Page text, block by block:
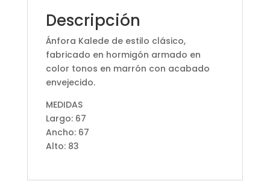
Descripción
Ánfora Kalede de estilo clásico,
fabricado en hormigón armado en
color tonos en marrón con acabado
envejecido.
MEDIDAS
Largo: 67
Ancho: 67
Alto: 83